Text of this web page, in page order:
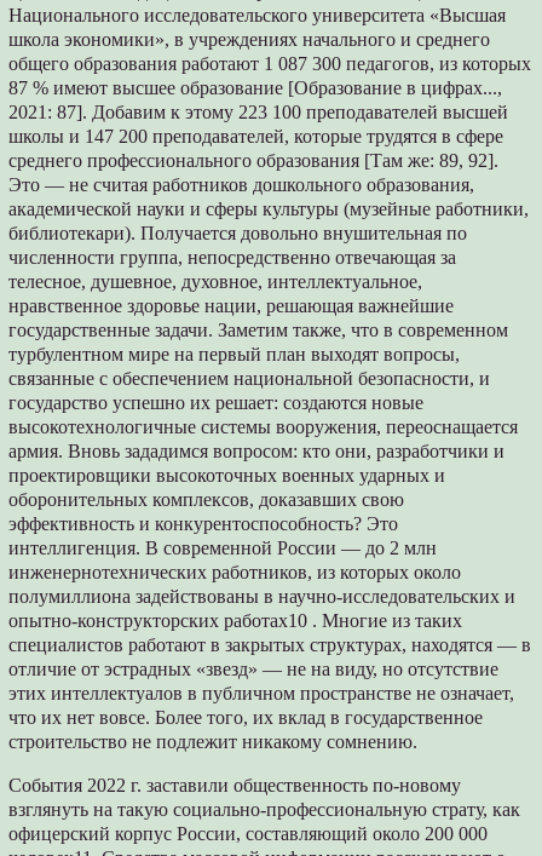
Национального исследовательского университета «Высшая
школа экономики», в учреждениях начального и среднего
общего образования работают 1 087 300 педагогов, из которых
87 % имеют высшее образование [Образование в цифрах...,
2021: 87]. Добавим к этому 223 100 преподавателей высшей
школы и 147 200 преподавателей, которые трудятся в сфере
среднего профессионального образования [Там же: 89, 92].
Это — не считая работников дошкольного образования,
академической науки и сферы культуры (музейные работники,
библиотекари). Получается довольно внушительная по
численности группа, непосредственно отвечающая за
телесное, душевное, духовное, интеллектуальное,
нравственное здоровье нации, решающая важнейшие
государственные задачи. Заметим также, что в современном
турбулентном мире на первый план выходят вопросы,
связанные с обеспечением национальной безопасности, и
государство успешно их решает: создаются новые
высокотехнологичные системы вооружения, переоснащается
армия. Вновь зададимся вопросом: кто они, разработчики и
проектировщики высокоточных военных ударных и
оборонительных комплексов, доказавших свою
эффективность и конкурентоспособность? Это
интеллигенция. В современной России — до 2 млн
инженернотехнических работников, из которых около
полумиллиона задействованы в научно-исследовательских и
опытно-конструкторских работах10 . Многие из таких
специалистов работают в закрытых структурах, находятся — в
отличие от эстрадных «звезд» — не на виду, но отсутствие
этих интеллектуалов в публичном пространстве не означает,
что их нет вовсе. Более того, их вклад в государственное
строительство не подлежит никакому сомнению.
События 2022 г. заставили общественность по-новому
взглянуть на такую социально-профессиональную страту, как
офицерский корпус России, составляющий около 200 000